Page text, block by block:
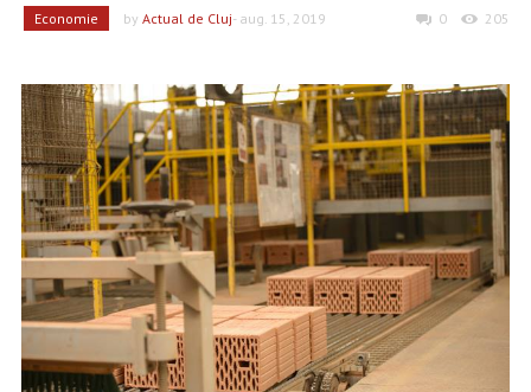
Economie by Actual de Cluj- aug. 15, 2019 0 205